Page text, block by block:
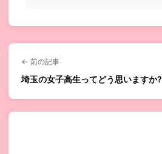
← 前の記事
埼玉の女子高生ってどう思いますか?